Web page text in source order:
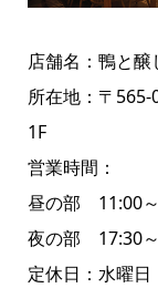
店舗名：鴨と醸
所在地：〒
1F
営業時間：
昼の部 11:00
夜の部 17:30
定休日：水曜日